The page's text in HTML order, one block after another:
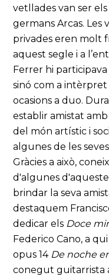
vetllades van ser
germans Arcas. Les
privades eren molt
aquest segle i a
Ferrer hi
sinó com a intèrpret
ocasions a duo.
establir amistat
del món artístic i
algunes de les
Gràcies a això,
d'algunes
brindar la seva
destaquem
dedicar els Doce
Federico Cano, a
opus 14De noche
conegut guitarrista